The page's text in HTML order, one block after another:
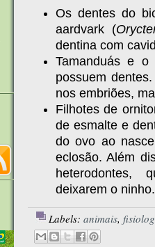
Os dentes do
aardvark (
dentina com
Tamanduás e o
possuem
nos embriões,
Filhotes de
de esmalte e
do ovo ao
eclosão. Além
heterodontes,
deixarem o ninho.
Labels: animais,